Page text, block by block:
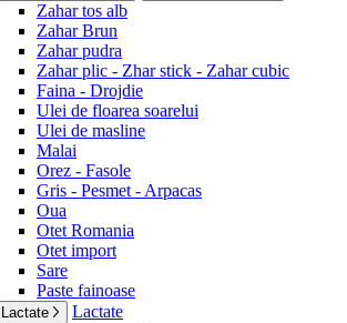
Zahar tos alb
Zahar Brun
Zahar pudra
Zahar plic - Zhar stick - Zahar cubic
Faina - Drojdie
Ulei de floarea soarelui
Ulei de masline
Malai
Orez - Fasole
Gris - Pesmet - Arpacas
Oua
Otet Romania
Otet import
Sare
Paste fainoase
Lactate Lactate